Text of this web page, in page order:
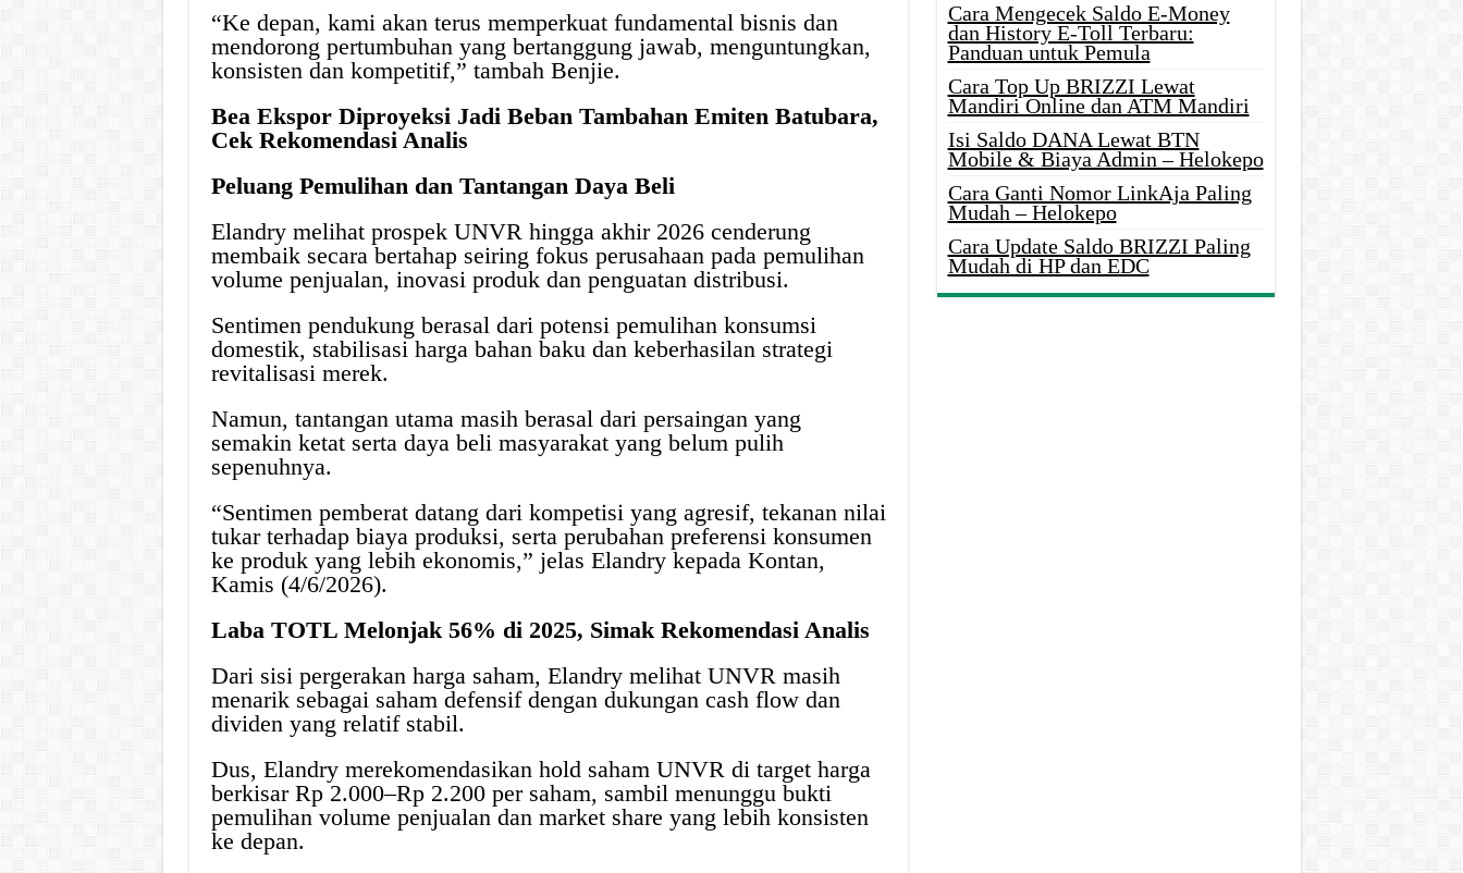
“Ke depan, kami akan terus memperkuat fundamental bisnis dan
mendorong pertumbuhan yang bertanggung jawab, menguntungkan,
konsisten dan kompetitif,” tambah Benjie.
Bea Ekspor Diproyeksi Jadi Beban Tambahan Emiten Batubara,
Cek Rekomendasi Analis
Peluang Pemulihan dan Tantangan Daya Beli
Elandry melihat prospek UNVR hingga akhir 2026 cenderung
membaik secara bertahap seiring fokus perusahaan pada pemulihan
volume penjualan, inovasi produk dan penguatan distribusi.
Sentimen pendukung berasal dari potensi pemulihan konsumsi
domestik, stabilisasi harga bahan baku dan keberhasilan strategi
revitalisasi merek.
Namun, tantangan utama masih berasal dari persaingan yang
semakin ketat serta daya beli masyarakat yang belum pulih
sepenuhnya.
“Sentimen pemberat datang dari kompetisi yang agresif, tekanan nilai
tukar terhadap biaya produksi, serta perubahan preferensi konsumen
ke produk yang lebih ekonomis,” jelas Elandry kepada Kontan,
Kamis (4/6/2026).
Laba TOTL Melonjak 56% di 2025, Simak Rekomendasi Analis
Dari sisi pergerakan harga saham, Elandry melihat UNVR masih
menarik sebagai saham defensif dengan dukungan cash flow dan
dividen yang relatif stabil.
Dus, Elandry merekomendasikan hold saham UNVR di target harga
berkisar Rp 2.000–Rp 2.200 per saham, sambil menunggu bukti
pemulihan volume penjualan dan market share yang lebih konsisten
ke depan.
Cara Mengecek Saldo E-Money
dan History E-Toll Terbaru:
Panduan untuk Pemula
Cara Top Up BRIZZI Lewat
Mandiri Online dan ATM Mandiri
Isi Saldo DANA Lewat BTN
Mobile & Biaya Admin – Helokepo
Cara Ganti Nomor LinkAja Paling
Mudah – Helokepo
Cara Update Saldo BRIZZI Paling
Mudah di HP dan EDC